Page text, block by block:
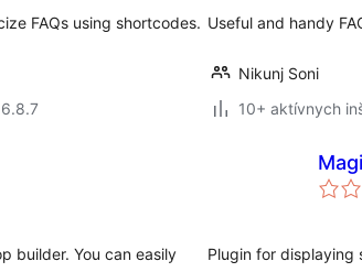
FAQs using shortcodes. Useful and handy
Nikunj Soni
10+ aktívnych
builder. You can easily
Plugin for displaying